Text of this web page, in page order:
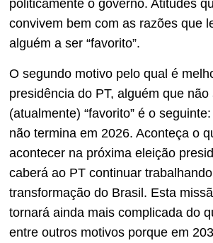
politicamente o governo. Atitudes
convivem bem com as razões que
alguém a ser “favorito”.
O segundo motivo pelo qual é
presidência do PT, alguém que não
(atualmente) “favorito” é o
não termina em 2026. Aconteça o
acontecer na próxima eleição
caberá ao PT continuar
transformação do Brasil. Esta
tornará ainda mais complicada do
entre outros motivos porque em